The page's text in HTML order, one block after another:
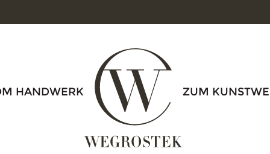
HANDWERK
WEGROSTEK
ZUM